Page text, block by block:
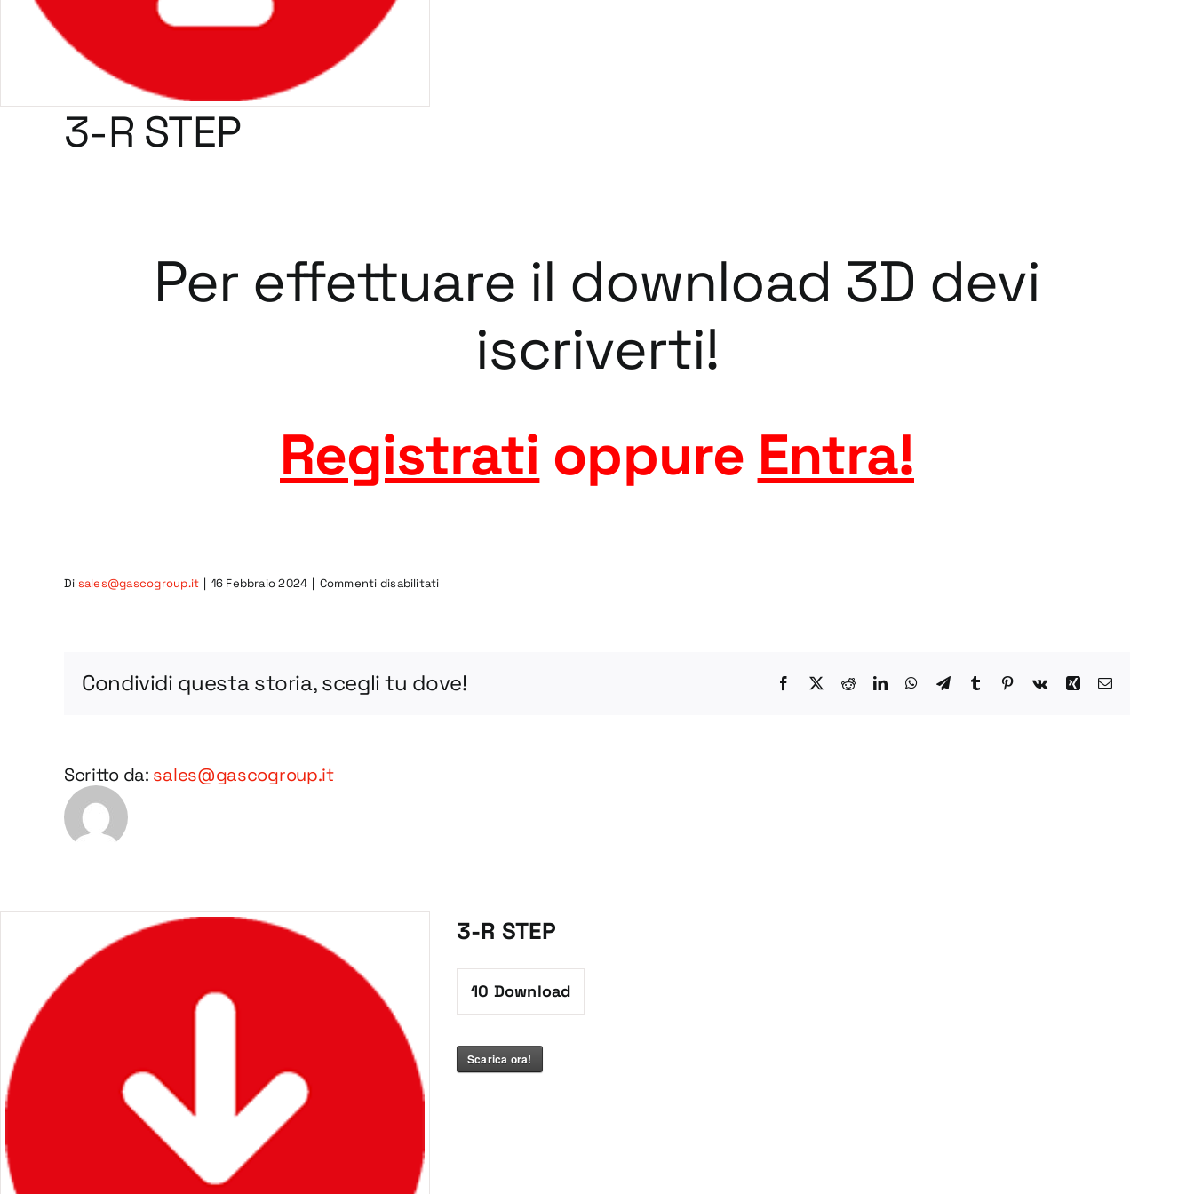
3-R STEP
Per effettuare il download 3D devi
iscriverti!
Registrati oppure Entra!
Di sales@gascogroup.it | 16 Febbraio 2024 | Commenti disabilitatisu
Condividi questa storia, scegli tu dove! Facebook
X RedditLinkedInWhatsApp
TelegramTumblr Pinterest
Vk Xing Email
Scritto da: sales@gascogroup.it
3-R STEP
10 Download
Scarica ora!